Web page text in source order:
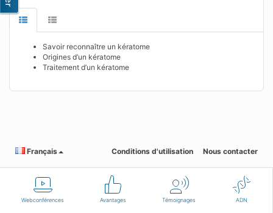
Webconférences Avantages Témoignages ADN
Savoir reconnaître un kératome
Origines d’un kératome
Traitement d’un kératome
Français Conditions d'utilisation Nous contacter